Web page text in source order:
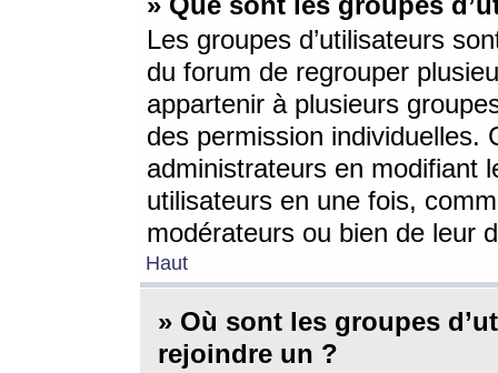
Les groupes d’utilisateurs
du forum de regrouper
appartenir à plusieurs
des permission individuelles.
administrateurs en modifiant
utilisateurs en une fois,
modérateurs ou bien de leur
Haut
» Où sont les groupes
rejoindre un ?